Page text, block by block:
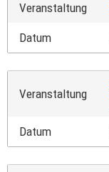
Veranstaltung
Datum
Veranstaltung
Datum